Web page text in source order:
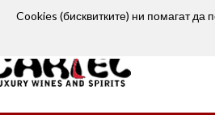
Cookies (бисквитките) ни помагат да